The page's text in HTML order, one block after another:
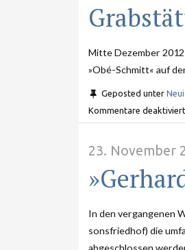
Mitte Dezember 2012
»Obé-Schmitt« auf
Geposted unter
Kommentare deaktiviert
23. November
In den vergangenen
sonsfriedhof) die
abgeschlossen